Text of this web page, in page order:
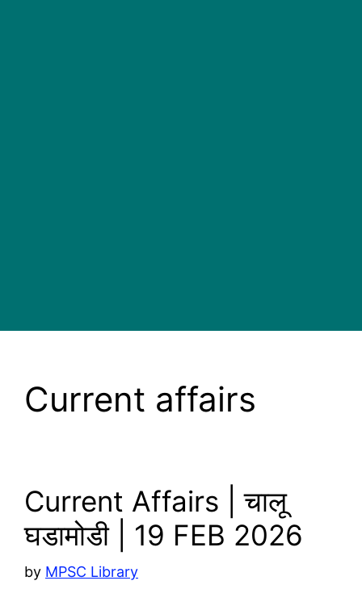
Current affairs
Current Affairs | चालू
घडामोडी | 19 FEB 2026
by MPSC Library